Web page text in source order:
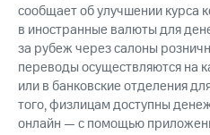
кабинет
акционера
Акционерный
капитал
Контроль
и
аудит
Рынок
сообщает об улучшении курса
в иностранные валюты для
за рубеж через салоны
переводы осуществляются на
или в банковские отделения
того, физлицам доступны
онлайн — с помощью